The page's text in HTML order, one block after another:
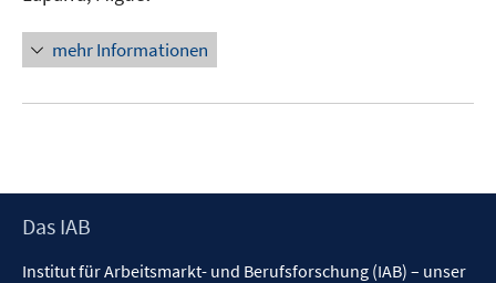
mehr Informationen
Footer
Das IAB
Institut für Arbeitsmarkt- und Berufsforschung (IAB) – unser